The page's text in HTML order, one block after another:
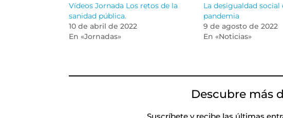
Vídeos Jornada Los retos de la
sanidad pública.
10 de abril de 2022
En «Jornadas»
La desigualdad social
pandemia
9 de agosto de 2022
En «Noticias»
Descubre más
Suscríbete y recibe las últimas